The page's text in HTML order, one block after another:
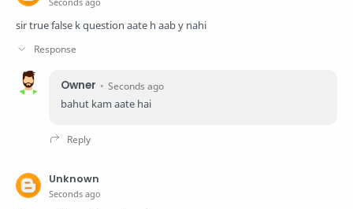
sir true false k question aate h aab y nahi
Owner Seconds ago
bahut kam aate hai
Unknown
Seconds ago